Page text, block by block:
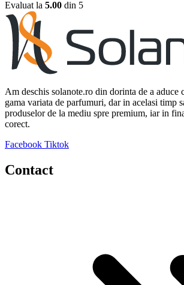
Evaluat la 5.00 din 5
Am deschis solanote.ro din dorinta de a aduce
gama variata de parfumuri, dar in acelasi timp
produselor de la mediu spre premium, iar in
corect.
Facebook Tiktok
Contact